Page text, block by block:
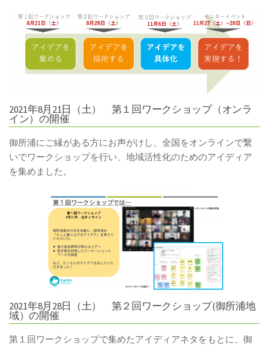
2021年8月21日（土） 第１回ワークショップ（オンラ
イン）の開催
御所浦にご縁がある方にお声がけし、全国をオンラインで繋
いでワークショップを行い、地域活性化のためのアイディア
を集めました。
2021年8月28日（土） 第２回ワークショップ(御所浦地
域）の開催
第１回ワークショップで集めたアイディアネタをもとに、御